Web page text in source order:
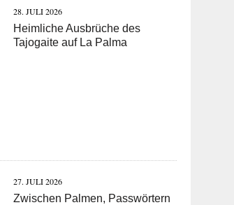
28. JULI 2026
Heimliche Ausbrüche des
Tajogaite auf La Palma
27. JULI 2026
Zwischen Palmen, Passwörtern